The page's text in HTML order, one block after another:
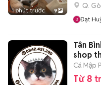
1 phút trước 9
Q.
Đạt
Tân
shop
Cá Mập
Từ 8